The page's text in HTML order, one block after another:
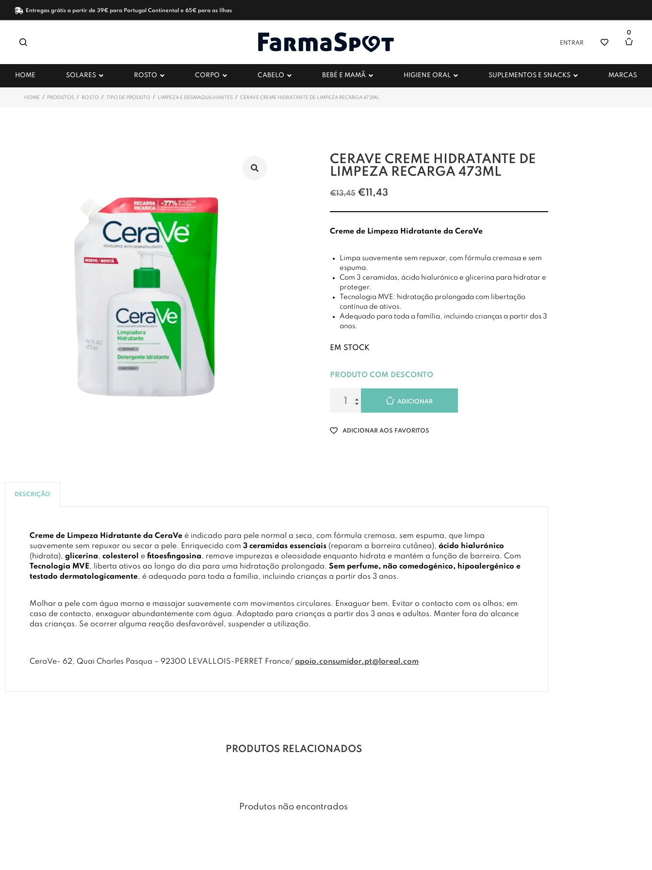
Entregas grátis a partir de 39€ para Portugal Continental e 65€ para as Ilhas
ENTRAR
0
HOME SOLARES ROSTO CORPO CABELO BEBÉ E MAMÃ HIGIENE ORAL SUPLEMENTOS E SNACKS MARCAS
HOME / PRODUTOS / ROSTO / TIPO DE PRODUTO / LIMPEZA E DESMAQUILHANTES / CERAVE CREME HIDRATANTE DE LIMPEZA RECARGA 473ML
CERAVE CREME HIDRATANTE DE
LIMPEZA RECARGA 473ML
€13,45 €11,43
Creme de Limpeza Hidratante da CeraVe
Limpa suavemente sem repuxar, com fórmula cremosa e sem
espuma.
Com 3 ceramidas, ácido hialurónico e glicerina para hidratar e
proteger.
Tecnologia MVE: hidratação prolongada com libertação
contínua de ativos.
Adequado para toda a família, incluindo crianças a partir dos 3
anos.
EM STOCK
PRODUTO COM DESCONTO
ADICIONAR
ADICIONAR AOS FAVORITOS
DESCRIÇÃO
Creme de Limpeza Hidratante da CeraVe é indicado para pele normal a seca, com fórmula cremosa, sem espuma, que limpa
suavemente sem repuxar ou secar a pele. Enriquecido com 3 ceramidas essenciais (reparam a barreira cutânea), ácido hialurónico
(hidrata), glicerina, colesterol e fitoesfingosina, remove impurezas e oleosidade enquanto hidrata e mantém a função de barreira. Com
Tecnologia MVE, liberta ativos ao longo do dia para uma hidratação prolongada. Sem perfume, não comedogénico, hipoalergénico e
testado dermatologicamente, é adequado para toda a família, incluindo crianças a partir dos 3 anos.
Molhar a pele com água morna e massajar suavemente com movimentos circulares. Enxaguar bem. Evitar o contacto com os olhos; em
caso de contacto, enxaguar abundantemente com água. Adaptado para crianças a partir dos 3 anos e adultos. Manter fora do alcance
das crianças. Se ocorrer alguma reação desfavorável, suspender a utilização.
CeraVe- 62, Quai Charles Pasqua – 92300 LEVALLOIS-PERRET France/ apoio.consumidor.pt@loreal.com
PRODUTOS RELACIONADOS
Produtos não encontrados